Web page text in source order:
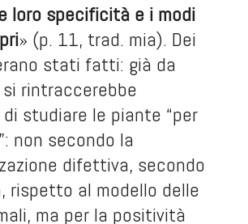
loro specificità e i modi
» (p. 11, trad. mia). Dei
stati fatti: già da
rintraccerebbe
di studiare le piante “per
non secondo la
difettiva, secondo
rispetto al modello delle
ma per la positività